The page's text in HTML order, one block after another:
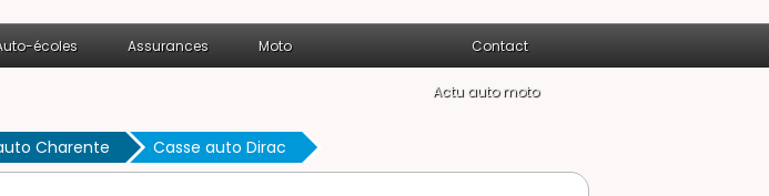
écoles Assurances Moto Contact
Actu auto moto
Charente Casse auto Dirac